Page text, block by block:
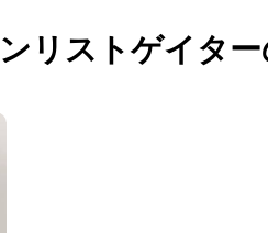
リストゲイタ